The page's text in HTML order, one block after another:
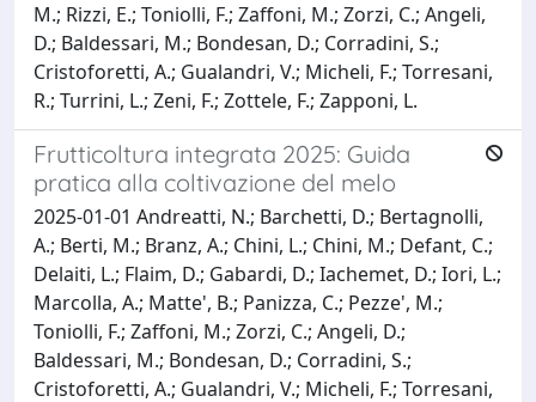
M.; Rizzi, E.; Toniolli, F.; Zaffoni, M.; Zorzi, C.; Angeli,
D.; Baldessari, M.; Bondesan, D.; Corradini, S.;
Cristoforetti, A.; Gualandri, V.; Micheli, F.; Torresani,
R.; Turrini, L.; Zeni, F.; Zottele, F.; Zapponi, L.
Frutticoltura integrata 2025: Guida
pratica alla coltivazione del melo
2025-01-01 Andreatti, N.; Barchetti, D.; Bertagnolli,
A.; Berti, M.; Branz, A.; Chini, L.; Chini, M.; Defant, C.;
Delaiti, L.; Flaim, D.; Gabardi, D.; Iachemet, D.; Iori, L.;
Marcolla, A.; Matte', B.; Panizza, C.; Pezze', M.;
Toniolli, F.; Zaffoni, M.; Zorzi, C.; Angeli, D.;
Baldessari, M.; Bondesan, D.; Corradini, S.;
Cristoforetti, A.; Gualandri, V.; Micheli, F.; Torresani,